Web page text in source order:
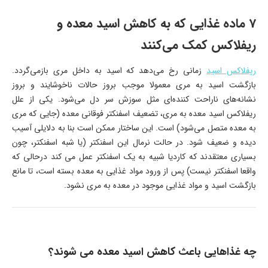
7 ماده غذایی که به کاهش اسید معده و
ریفلاکس کمک می‌کنند
ریفلاکس اسیدزمانی رخ می‌دهد که اسید به داخل مری بازمی‌گردد.
بازگشت اسید به مری معمولا موجب بروز حالات ناخوشایند و بروز
نشانه‌های ناراحت کننده‌ای مثل سوزش سر دل می‌شود. یکی از علل
ریفلاکس اسید معده به مری، تضعیف اسفنکتر فوقانی معده (جایی که مری
به معده متصل می‌شود) است. این ساختار ممکن است بنا به دلایلی آسیب
دیده و ضعیف شود. در حالت نرمال این اسفنکتر (یا شبه اسفنکتر، چون
بسیاری معتقدند که کاردیا شبیه به یک اسفنکتر عمل می کند درحالی که
واقعا اسفنکتر نیست) پس از ورود مواد غذایی به معده بسته است، تا مانع
بازگشت اسید و مواد غذایی موجود در معده به مری نشود.
چه غذاهایی باعث کاهش اسید معده می شوند؟